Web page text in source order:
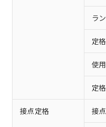
ラ
定
使
定
接点定格 接
※1 対応状況
対応済み
非含有に対応